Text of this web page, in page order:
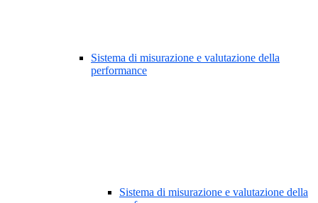
Sistema di misurazione e valutazione della
performance
Sistema di misurazione e valutazione della